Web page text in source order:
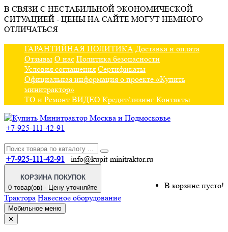
В СВЯЗИ С НЕСТАБИЛЬНОЙ ЭКОНОМИЧЕСКОЙ
СИТУАЦИЕЙ - ЦЕНЫ НА САЙТЕ МОГУТ НЕМНОГО
ОТЛИЧАТЬСЯ
ГАРАНТИЙНАЯ ПОЛИТИКА Доставка и оплата
Отзывы О нас Политика безопасности
Условия соглашения Сертификаты
Официальная информация о проекте «Купить
минитрактор»
ТО и Ремонт ВИДЕО Кредит/лизинг Контакты
+7-925-111-42-91
+7-925-111-42-91 info@kupit-minitraktor.ru
КОРЗИНА ПОКУПОК
0 товар(ов) - Цену уточняйте
В корзине пусто!
Трактора Навесное оборудование
Мобильное меню
✕